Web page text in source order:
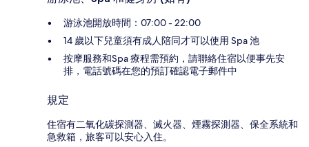
游泳池開放時間：07:00 - 22:00
14 歲以下兒童須有成人陪同才可以使用 Spa 池
按摩服務和Spa 療程需預約，請聯絡住宿以便事先安
排，電話號碼在您的預訂確認電子郵件中
規定
住宿有二氧化碳探測器、滅火器、煙霧探測器、保全系統和
急救箱，旅客可以安心入住。